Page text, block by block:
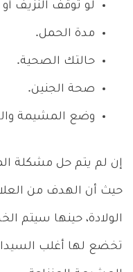
لو توقف النزيف أو
مدة الحمل.
حالتك الصحية.
صحة الجنين.
وضع المشيمة
إن لم يتم حل مشكلة
حيث أن الهدف من
الولادة، حينها سيتم
تخضع لها أغلب